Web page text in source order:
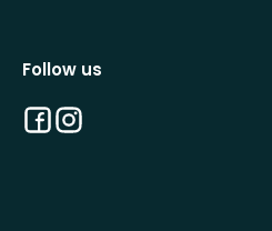
Follow us
Facebook
Instagram